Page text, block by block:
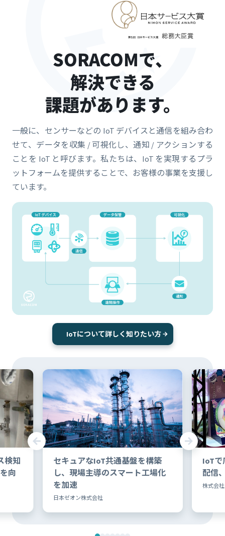
SORACOMで、
解決できる
課題があります。
一般に、センサーなどの IoT デバイスと通信を組み合わ
せて、データを収集 / 可視化し、通知 / アクションする
ことを IoT と呼びます。私たちは、IoT を実現するプラ
ットフォームを提供することで、お客様の事業を支援し
ています。
IoTについて詳しく知りたい方
検知
向
セキュアなIoT共通基盤を構築
し、現場主導のスマート工場化
を加速
日本ゼオン株式会社
IoTで
配信
株式会